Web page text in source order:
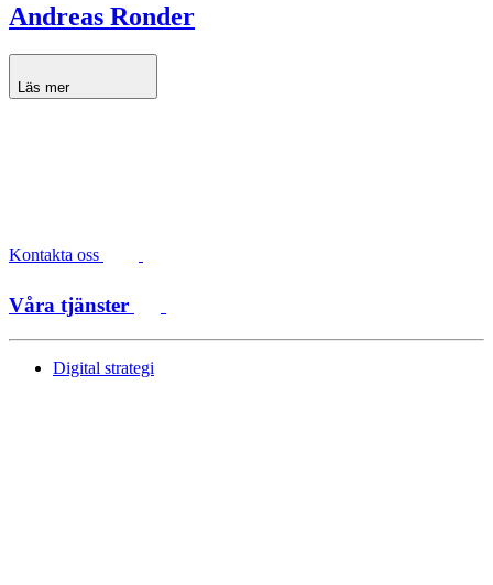
Andreas Ronder
Läs mer
Kontakta oss
Våra tjänster
Digital strategi